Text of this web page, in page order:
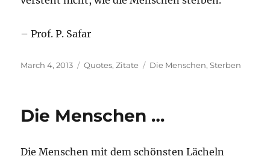
– Prof. P. Safar
Posted
March 4, 2013 Categories
Quotes,Zitate Tags
Die Menschen,Sterben
Die Menschen …
Die Menschen mit dem schönsten Lächeln